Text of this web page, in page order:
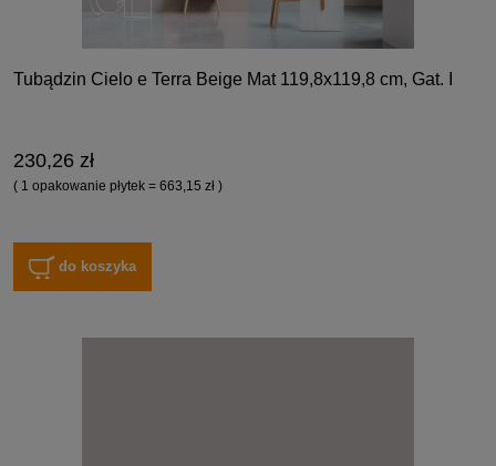
Tubądzin Cielo e Terra Beige Mat 119,8x119,8 cm, Gat. I
230,26 zł
( 1 opakowanie płytek = 663,15 zł )
do koszyka